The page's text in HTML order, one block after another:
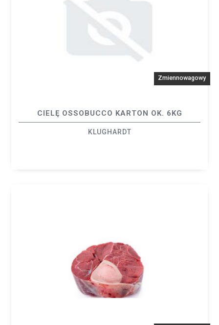
Zmiennowagowy
CIELĘ OSSOBUCCO KARTON OK. 6KG
KLUGHARDT